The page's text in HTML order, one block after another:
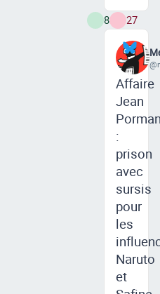
8 27
Affaire
Jean
:
prison
avec
sursis
pour
les
Naruto
et